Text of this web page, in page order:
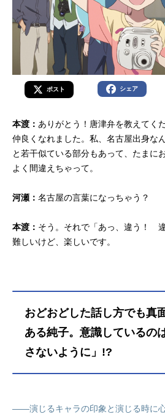
ポスト シェア
本渡： ありがとう！唐津弁を教えてく
仲良くなれました。私、名古屋出身な
と若干似ている部分もあって、たまに
よく間違えちゃって。
河瀬： 名古屋の言葉になっちゃう？
本渡： そう。それで「あっ、違う！
難しいけど、楽しいです。
おどおどした話し方でも真
ある純子。意識しているの
さないように」!?
――演じるキャラの印象と演じる時に